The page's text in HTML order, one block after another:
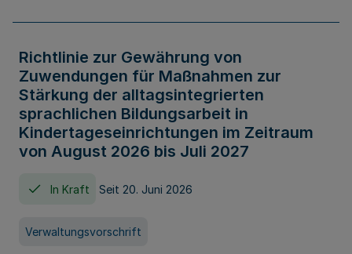
Richtlinie zur Gewährung von
Zuwendungen für Maßnahmen zur
Stärkung der alltagsintegrierten
sprachlichen Bildungsarbeit in
Kindertageseinrichtungen im Zeitraum
von August 2026 bis Juli 2027
In Kraft Seit 20. Juni 2026
Verwaltungsvorschrift